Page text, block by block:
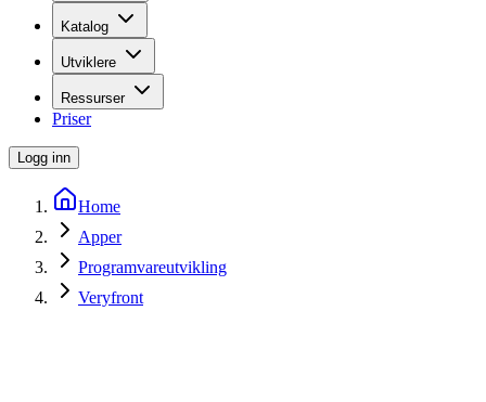
Katalog
Utviklere
Ressurser
Priser
Logg inn
Home
Apper
Programvareutvikling
Veryfront